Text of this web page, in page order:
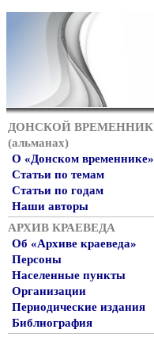
ДОНСКОЙ ВРЕМЕННИК
(альманах)
О «Донском временнике»
Статьи по темам
Статьи по годам
Наши авторы
АРХИВ КРАЕВЕДА
Об «Архиве краеведа»
Персоны
Населенные пункты
Организации
Периодические издания
Библиография